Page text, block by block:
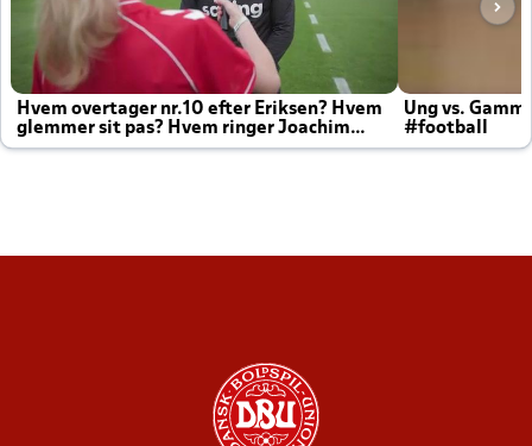
Hvem overtager nr.10 efter Eriksen? Hvem
glemmer sit pas? Hvem ringer Joachim
altid til efter kampe?
Ung vs.
#football